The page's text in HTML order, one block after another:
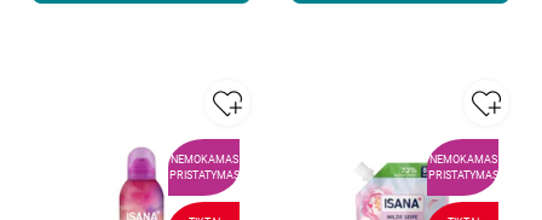
NEMOKAMAS
PRISTATYMAS
NEMOKAMAS
PRISTATYMAS